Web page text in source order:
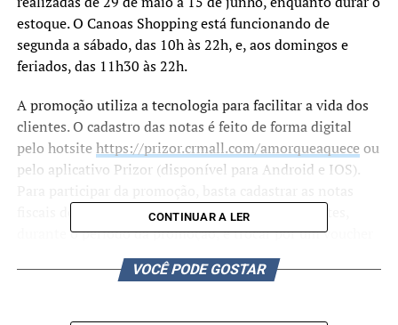
estoque. O Canoas Shopping está funcionando de
segunda a sábado, das 10h às 22h, e, aos domingos e
feriados, das 11h30 às 22h.
A promoção utiliza a tecnologia para facilitar a vida dos
clientes. O cadastro das notas é feito de forma digital
pelo hotsitehttps://prizor.crmall.com/amorqueaqueceou
pelo aplicativo Prizor (disponível para Android e IOS).
fiscais de compras realizadas nas lojas participantes,
durante o período da promoção, e trocar por um voucher
para a retirada de uma manta personalizada. O limite é
de 2 mantas por CPF.
CONTINUAR A LER
VOCÊ PODE GOSTAR